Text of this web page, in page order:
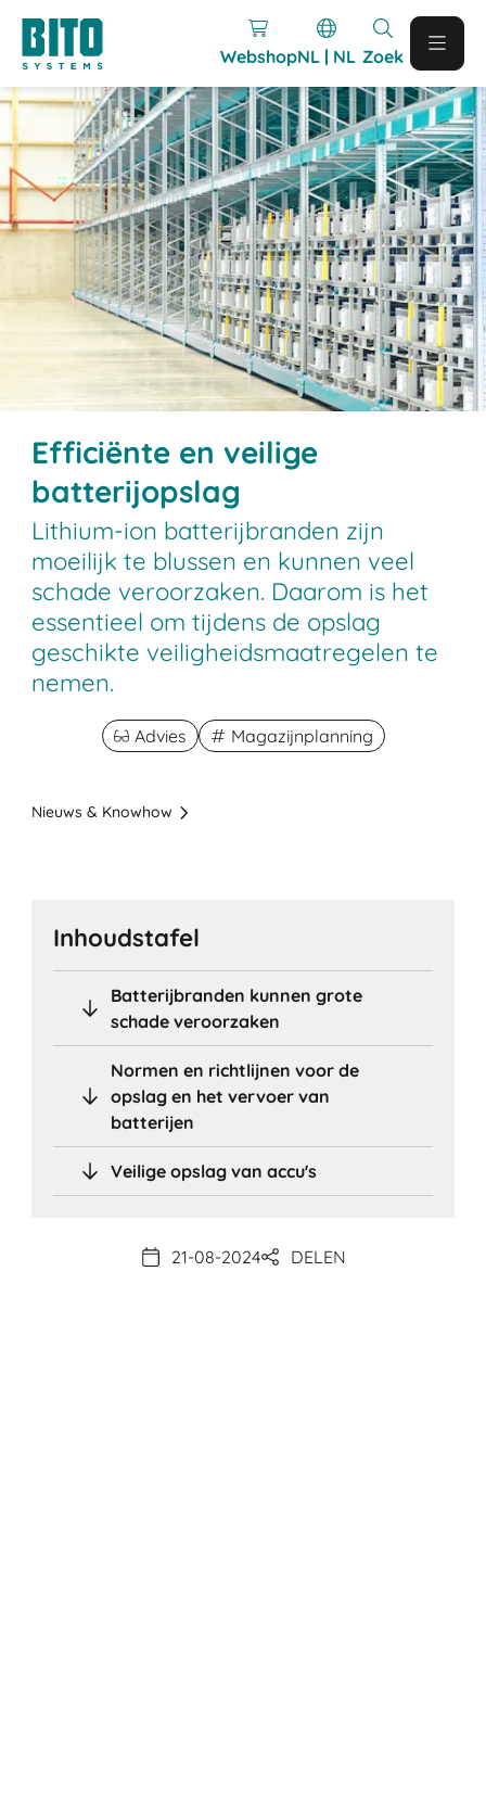
WebshopNL | NL Zoek
Efficiënte en veilige
batterijopslag
Lithium-ion batterijbranden zijn
moeilijk te blussen en kunnen veel
schade veroorzaken. Daarom is het
essentieel om tijdens de opslag
geschikte veiligheidsmaatregelen te
nemen.
Advies Magazijnplanning
Nieuws & Knowhow
Inhoudstafel
Batterijbranden kunnen grote
schade veroorzaken
Normen en richtlijnen voor de
opslag en het vervoer van
batterijen
Veilige opslag van accu's
21-08-2024 DELEN